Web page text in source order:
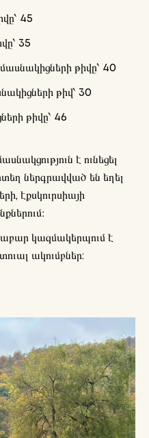
45
35
թիվը՝ 40
թիվ՝ 30
թիվը՝ 46
է ունեցել
ներգրավված են եղել
էքսկուրսիայի
կազմակերպում է
ակումբներ: